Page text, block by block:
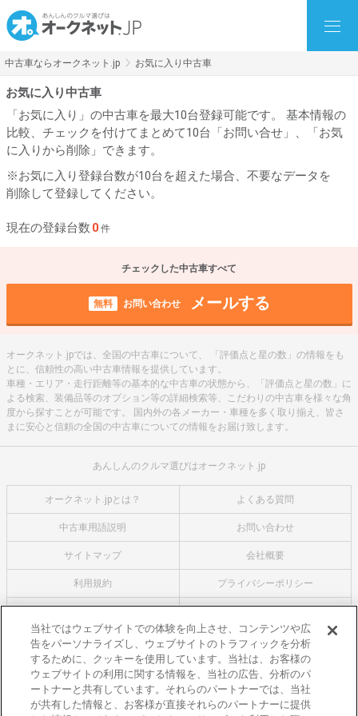
中古車ならオークネット.jp お気に入り中古車
お気に入り中古車
「お気に入り」の中古車を最大10台登録可能です。 基本情報の
比較、チェックを付けてまとめて10台「お問い合せ」、「お気
に入りから削除」できます。
※お気に入り登録台数が10台を超えた場合、不要なデータを
削除して登録してください。
現在の登録台数 0 件
チェックした中古車すべて
無料 お問い合わせ メールする
オークネット.jpでは、全国の中古車について、 「評価点と星の数」の情報をも
とに、信頼性の高い中古車情報を提供しています。
車種・エリア・走行距離等の基本的な中古車の状態から、「評価点と星の数」に
よる検索、装備品等のオプション等の詳細検索等、こだわりの中古車を様々な角
度から探すことが可能です。 国内外の各メーカー・車種を多く取り揃え、皆さ
まに安心と信頼の全国の中古車についての情報をお届け致します。
あんしんのクルマ選びはオークネット.jp
オークネット.jpとは？ よくある質問
中古車用語説明 お問い合わせ
サイトマップ 会社概要
利用規約 プライバシーポリシー
オークネットのその他のサービス
バイク関連サービス
中古バイクを探すならバイクの窓口
レンタルバイクに乗るならモトオークレンタルバイク
当社ではウェブサイトでの体験を向上させ、コンテンツや広
告をパーソナライズし、ウェブサイトのトラフィックを分析
するために、クッキーを使用しています。当社は、お客様の
ウェブサイトの利用に関する情報を、当社の広告、分析のパ
ートナーと共有しています。それらのパートナーでは、当社
が共有した情報と、お客様が直接それらのパートナーに提供